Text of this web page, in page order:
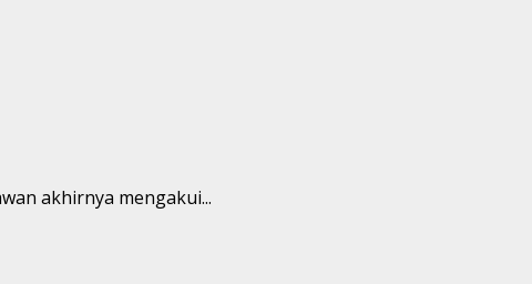
akhirnya mengakui...